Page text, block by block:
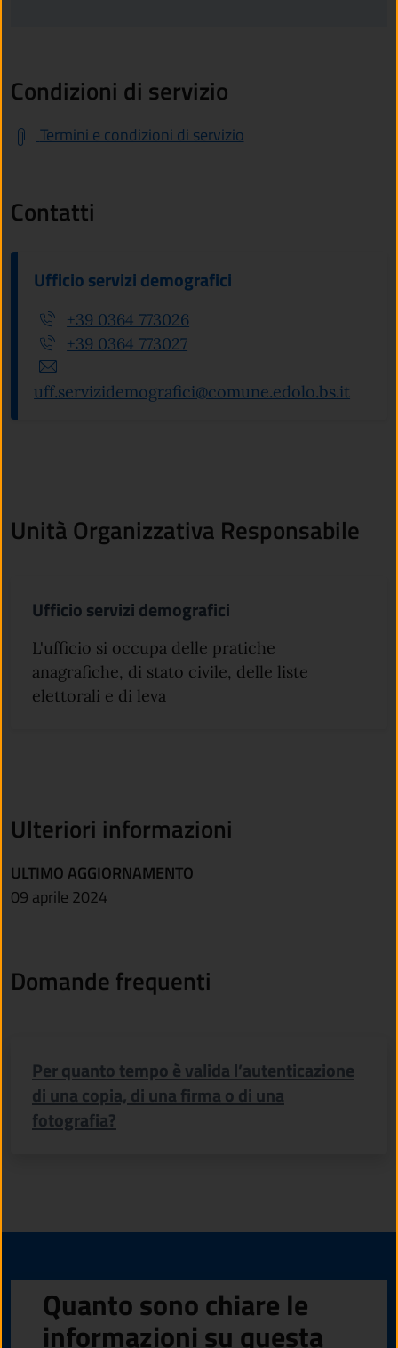
Condizioni di servizio
Termini e condizioni di servizio
Contatti
Ufficio servizi demografici
+39 0364 773026
+39 0364 773027
uff.servizidemografici@comune.edolo.bs.it
Unità Organizzativa Responsabile
Ufficio servizi demografici
L'ufficio si occupa delle pratiche
anagrafiche, di stato civile, delle liste
elettorali e di leva
Ulteriori informazioni
ULTIMO AGGIORNAMENTO
09 aprile 2024
Domande frequenti
Per quanto tempo è valida l’autenticazione
di una copia, di una firma o di una
fotografia?
Quanto sono chiare le
informazioni su questa